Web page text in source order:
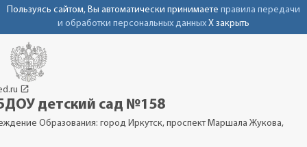
Пользуясь сайтом, Вы автоматически принимаете правила передачи
и обработки персональных данных X закрыть
launch
детский сад №158
Образования: город Иркутск, проспект Маршала Жукова,